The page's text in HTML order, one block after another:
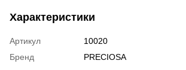
Характеристики
Артикул
10020
Бренд
PRECIOSA